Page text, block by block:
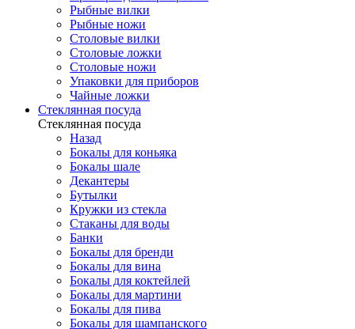
Рыбные вилки
Рыбные ножи
Столовые вилки
Столовые ложки
Столовые ножи
Упаковки для приборов
Чайные ложки
Стеклянная посуда
Стеклянная посуда
Назад
Бокалы для коньяка
Бокалы шале
Декантеры
Бутылки
Кружки из стекла
Стаканы для воды
Банки
Бокалы для бренди
Бокалы для вина
Бокалы для коктейлей
Бокалы для мартини
Бокалы для пива
Бокалы для шампанского